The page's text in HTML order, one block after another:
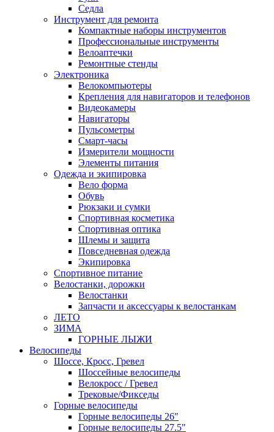
Седла
Инструмент для ремонта
Компактные наборы инструментов
Профессиональные инструменты
Велоаптечки
Ремонтные стенды
Электроника
Велокомпьютеры
Крепления для навигаторов и телефонов
Видеокамеры
Навигаторы
Пульсометры
Смарт-часы
Измерители мощности
Элементы питания
Одежда и экипировка
Вело форма
Обувь
Рюкзаки и сумки
Спортивная косметика
Спортивная оптика
Шлемы и защита
Повседневная одежда
Экипировка
Спортивное питание
Велостанки, дорожки
Велостанки
Запчасти и аксессуары к велостанкам
ЛЕТО
ЗИМА
ГОРНЫЕ ЛЫЖИ
Велосипеды
Шоссе, Кросс, Гревел
Шоссейные велосипеды
Велокросс / Гревел
Трековые/Фикседы
Горные велосипеды
Горные велосипеды 26"
Горные велосипеды 27.5"